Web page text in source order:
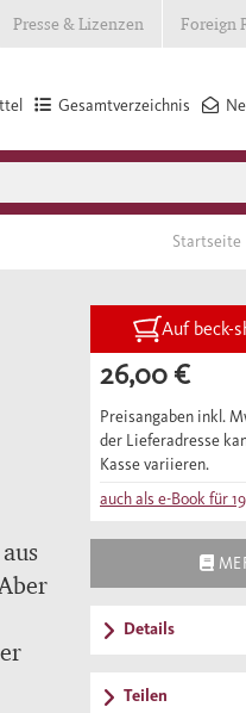
Presse & Lizenzen Foreign
Gesamtverzeichnis
Startseite
Auf beck-
26,00 €
Preisangaben inkl.
der Lieferadresse
Kasse variieren.
auch als e-Book für
Details
Teilen